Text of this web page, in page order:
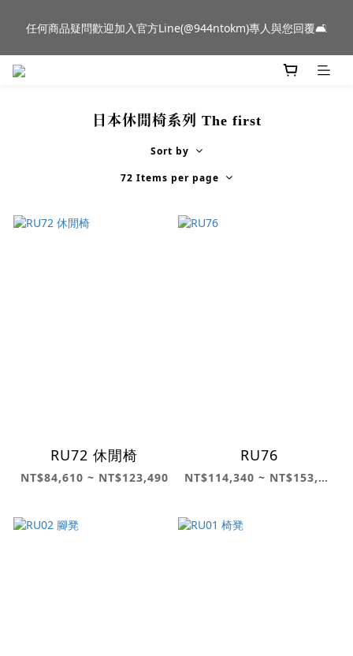
群門市展示中✨
任何商品疑問歡迎加入官方Line(@944ntokm)專人與您回覆🛋️
新品到貨｜日本燈具品牌 Ambientec 年度新品 Barcarolle 臺中樂
日本休閒椅系列 The first
Sort by
72 Items per page
RU72 休閒椅
NT$84,610 ~ NT$123,490
RU76
NT$114,340 ~ NT$153,540